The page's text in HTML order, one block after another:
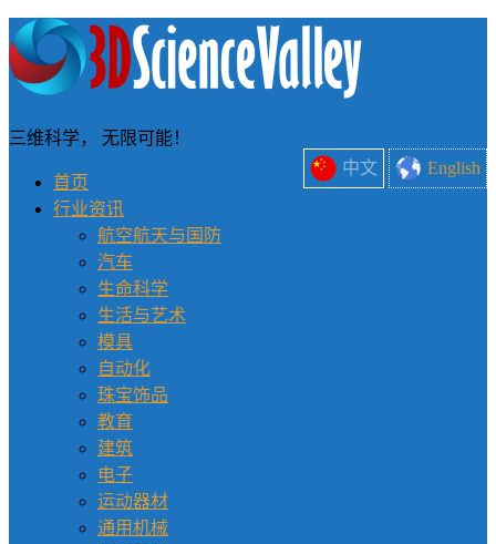
中文 English
三维科学， 无限可能！
首页
行业资讯
航空航天与国防
汽车
生命科学
生活与艺术
模具
自动化
珠宝饰品
教育
建筑
电子
运动器材
通用机械